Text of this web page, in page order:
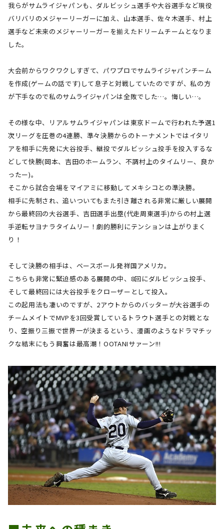
我らがサムライジャパンも、ダルビッシュ選手や大谷選手など現役
バリバリのメジャーリーガーに加え、山本選手、佐々木選手、村上
選手など未来のメジャーリーガーを揃えたドリームチームとなりま
した。
大会前からワクワクしすぎて、パワプロでサムライジャパンチーム
を作成(ゲームの話です) して息子と対戦していたのですが、私の方
が下手なので私のサムライジャパンは全敗でした…。悔しい…。
その様な中、リアルサムライジャパンは東京ドームで行われた予選1
次リーグを圧巻の4連勝、準々決勝からのトーナメントではイタリ
アを相手に先発に大谷投手、継投でダルビッシュ投手を投入するな
どして快勝(岡本、吉田のホームラン、不調村上のタイムリー、良か
ったー)。
そこから試合会場をマイアミに移動してメキシコとの準決勝。
相手に先制され、追いついてもまた引き離される非常に厳しい展開
から最終回の大谷選手、吉田選手出塁(代走周東選手)からの村上選
手逆転サヨナラタイムリー！劇的勝利にテンションは上がりまく
り！
そして決勝の相手は、ベースボール発祥国アメリカ。
こちらも非常に緊迫感のある展開の中、 8回にダルビッシュ投手、
そして最終回には大谷投手をクローザーとして投入。
この起用法も凄いのですが、 2アウトからのバッターが大谷選手の
チームメイトでMVP を3回受賞しているトラウト選手との対戦とな
り、空振り三振で世界一が決まるという、漫画のようなドラマチッ
クな結末にもう興奮は最高潮！OOTANIサァーン!!!